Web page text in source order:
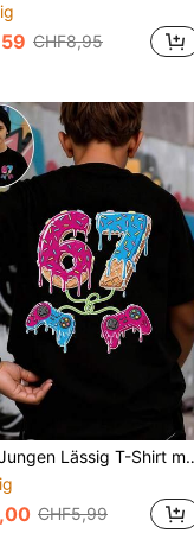
CHF8,95
Lässig T-Shirt mit Spielkonsolen-Grafik, weicher & bequemer Stoff, Frühling/Sommer
CHF5,99